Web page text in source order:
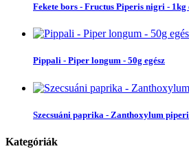
Fekete bors - Fructus Piperis nigri - 1kg
Pippali - Piper longum - 50g egész
Szecsuáni paprika - Zanthoxylum
Kategóriák